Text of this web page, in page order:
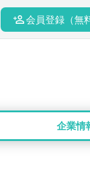
会員登録（無
企業情